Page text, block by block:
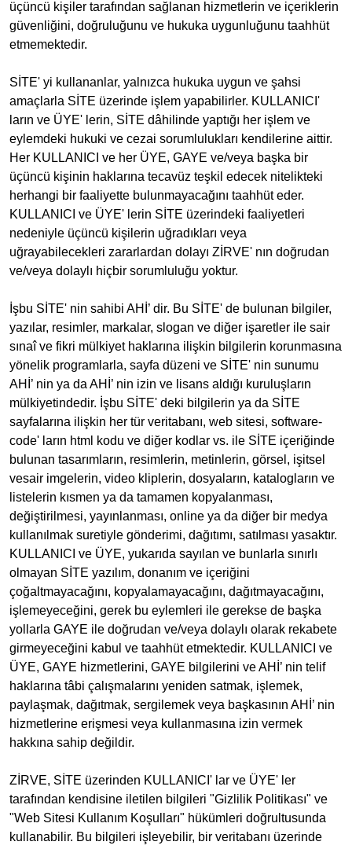
üçüncü kişiler tarafından sağlanan hizmetlerin ve içeriklerin
güvenliğini, doğruluğunu ve hukuka uygunluğunu taahhüt
etmemektedir.
SİTE' yi kullananlar, yalnızca hukuka uygun ve şahsi
amaçlarla SİTE üzerinde işlem yapabilirler. KULLANICI'
ların ve ÜYE' lerin, SİTE dâhilinde yaptığı her işlem ve
eylemdeki hukuki ve cezai sorumlulukları kendilerine aittir.
Her KULLANICI ve her ÜYE, GAYE ve/veya başka bir
üçüncü kişinin haklarına tecavüz teşkil edecek nitelikteki
herhangi bir faaliyette bulunmayacağını taahhüt eder.
KULLANICI ve ÜYE' lerin SİTE üzerindeki faaliyetleri
nedeniyle üçüncü kişilerin uğradıkları veya
uğrayabilecekleri zararlardan dolayı ZİRVE' nın doğrudan
ve/veya dolaylı hiçbir sorumluluğu yoktur.
İşbu SİTE' nin sahibi AHİ’ dir. Bu SİTE' de bulunan bilgiler,
yazılar, resimler, markalar, slogan ve diğer işaretler ile sair
sınaî ve fikri mülkiyet haklarına ilişkin bilgilerin korunmasına
yönelik programlarla, sayfa düzeni ve SİTE' nin sunumu
AHİ’ nin ya da AHİ’ nin izin ve lisans aldığı kuruluşların
mülkiyetindedir. İşbu SİTE' deki bilgilerin ya da SİTE
sayfalarına ilişkin her tür veritabanı, web sitesi, software-
code' ların html kodu ve diğer kodlar vs. ile SİTE içeriğinde
bulunan tasarımların, resimlerin, metinlerin, görsel, işitsel
vesair imgelerin, video kliplerin, dosyaların, katalogların ve
listelerin kısmen ya da tamamen kopyalanması,
değiştirilmesi, yayınlanması, online ya da diğer bir medya
kullanılmak suretiyle gönderimi, dağıtımı, satılması yasaktır.
KULLANICI ve ÜYE, yukarıda sayılan ve bunlarla sınırlı
olmayan SİTE yazılım, donanım ve içeriğini
çoğaltmayacağını, kopyalamayacağını, dağıtmayacağını,
işlemeyeceğini, gerek bu eylemleri ile gerekse de başka
yollarla GAYE ile doğrudan ve/veya dolaylı olarak rekabete
girmeyeceğini kabul ve taahhüt etmektedir. KULLANICI ve
ÜYE, GAYE hizmetlerini, GAYE bilgilerini ve AHİ’ nin telif
haklarına tâbi çalışmalarını yeniden satmak, işlemek,
paylaşmak, dağıtmak, sergilemek veya başkasının AHİ’ nin
hizmetlerine erişmesi veya kullanmasına izin vermek
hakkına sahip değildir.
ZİRVE, SİTE üzerinden KULLANICI' lar ve ÜYE' ler
tarafından kendisine iletilen bilgileri "Gizlilik Politikası" ve
"Web Sitesi Kullanım Koşulları" hükümleri doğrultusunda
kullanabilir. Bu bilgileri işleyebilir, bir veritabanı üzerinde